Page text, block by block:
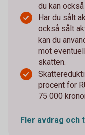
du kan
Har du sålt
också sålt
kan du
mot
skatten.
procent för
75 000
Fler avdrag och